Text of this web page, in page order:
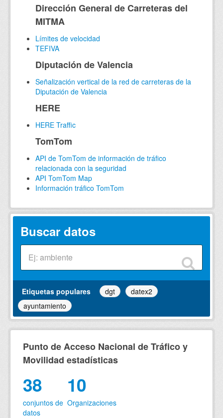
Dirección General de Carreteras del
MITMA
Límites de velocidad
TEFIVA
Diputación de Valencia
Señalización vertical de la red de carreteras de la
Diputación de Valencia
HERE
HERE Traffic
TomTom
API de TomTom de información de tráfico
relacionada con la seguridad
API TomTom Map
Información tráfico TomTom
Buscar datos
Etiquetas populares dgt
datex2
ayuntamiento
Punto de Acceso Nacional de Tráfico y
Movilidad estadísticas
38
conjuntos de
datos
10
Organizaciones